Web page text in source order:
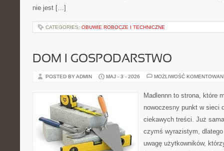
nie jest […]
CATEGORIES: OBUWIE ROBOCZE I TECHNICZNE
DOM I GOSPODARSTWO
POSTED BY ADMIN MAJ - 3 - 2026 MOŻLIWOŚĆ
Madlennn to strona, które
nowoczesny punkt w sieci
ciekawych treści. Już
czymś wyrazistym,
uwagę użytkowników,